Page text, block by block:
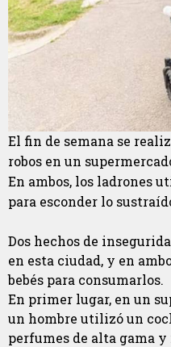
El fin de semana se
robos en un
En ambos, los ladrones
para esconder lo
Dos hechos de
en esta ciudad, y en
bebés para consumarlos.
En primer lugar, en un
un hombre utilizó un
perfumes de alta gama